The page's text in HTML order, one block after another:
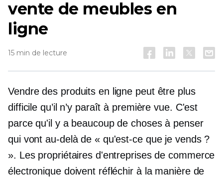
vente de meubles en
ligne
15 min de lecture
Vendre des produits en ligne peut être plus
difficile qu’il n’y paraît à première vue. C'est
parce qu'il y a beaucoup de choses à penser
qui vont au-delà de « qu'est-ce que je vends ?
». Les propriétaires d'entreprises de commerce
électronique doivent réfléchir à la manière de